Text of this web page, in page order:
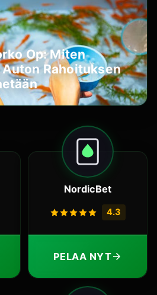
Op: Miten
Rahoituksen
NordicBet
4.3
PELAA NYT